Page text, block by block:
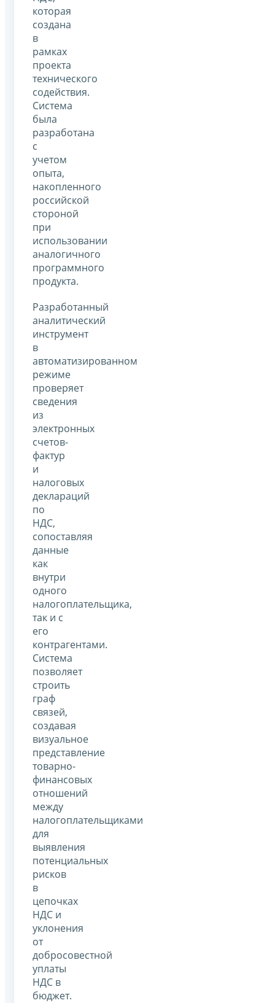
которая
создана
в
рамках
проекта
технического
содействия.
Система
была
разработана
с
учетом
опыта,
накопленного
российской
стороной
при
использовании
аналогичного
программного
продукта.
Разработанный
аналитический
инструмент
в
автоматизированном
режиме
проверяет
сведения
из
электронных
счетов-
фактур
и
налоговых
деклараций
по
НДС,
сопоставляя
данные
как
внутри
одного
налогоплательщика,
так и с
его
контрагентами.
Система
позволяет
строить
граф
связей,
создавая
визуальное
представление
товарно-
финансовых
отношений
между
налогоплательщиками
для
выявления
потенциальных
рисков
в
цепочках
НДС и
уклонения
от
добросовестной
уплаты
НДС в
бюджет.